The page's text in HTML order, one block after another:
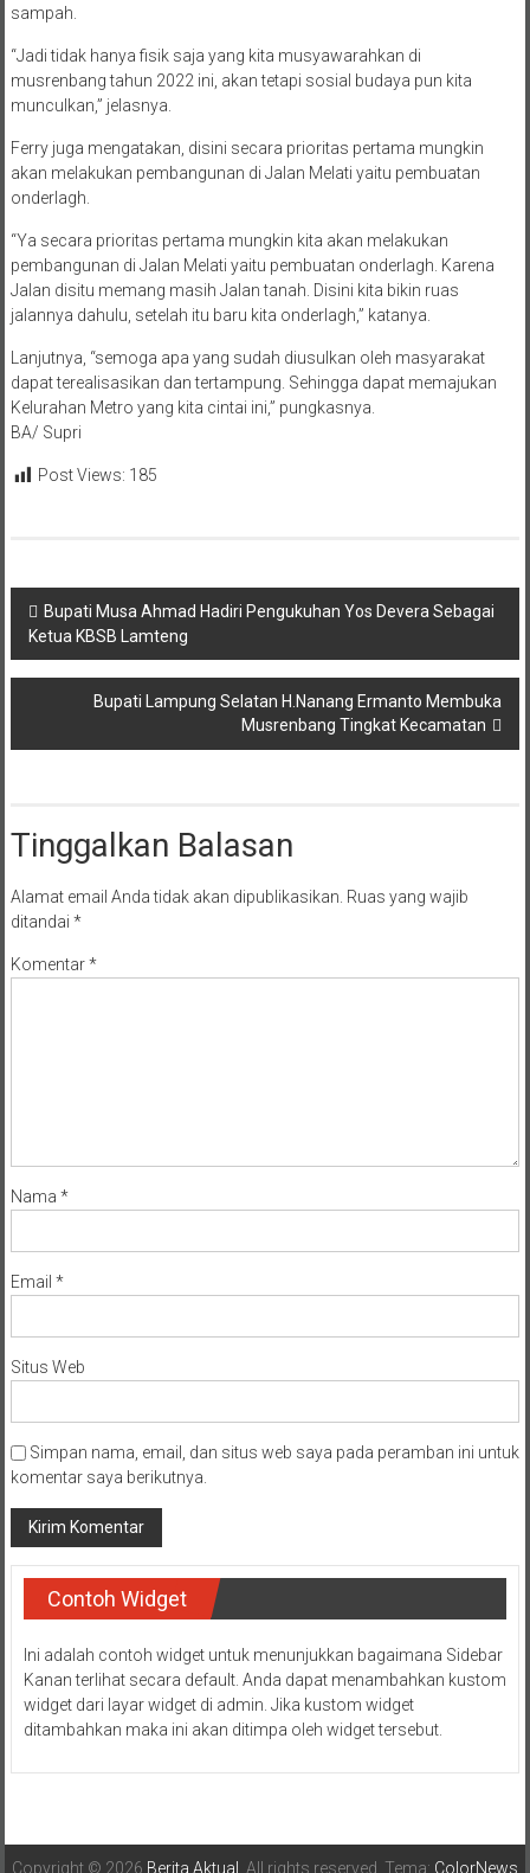
sampah.
“Jadi tidak hanya fisik saja yang kita musyawarahkan di
musrenbang tahun 2022 ini, akan tetapi sosial budaya pun kita
munculkan,” jelasnya.
Ferry juga mengatakan, disini secara prioritas pertama mungkin
akan melakukan pembangunan di Jalan Melati yaitu pembuatan
onderlagh.
“Ya secara prioritas pertama mungkin kita akan melakukan
pembangunan di Jalan Melati yaitu pembuatan onderlagh. Karena
Jalan disitu memang masih Jalan tanah. Disini kita bikin ruas
jalannya dahulu, setelah itu baru kita onderlagh,” katanya.
Lanjutnya, “semoga apa yang sudah diusulkan oleh masyarakat
dapat terealisasikan dan tertampung. Sehingga dapat memajukan
Kelurahan Metro yang kita cintai ini,” pungkasnya.
BA/ Supri
Post Views: 185
Navigasi
pos
Bupati Musa Ahmad Hadiri Pengukuhan Yos Devera Sebagai
Ketua KBSB Lamteng
Bupati Lampung Selatan H.Nanang Ermanto Membuka
Musrenbang Tingkat Kecamatan
Tinggalkan Balasan
Alamat email Anda tidak akan dipublikasikan. Ruas yang wajib
ditandai *
Komentar*
Nama *
Email *
Situs Web
Simpan nama, email, dan situs web saya pada peramban ini untuk
komentar saya berikutnya.
Contoh Widget
Ini adalah contoh widget untuk menunjukkan bagaimana Sidebar
Kanan terlihat secara default. Anda dapat menambahkan kustom
widget dari layar widget di admin. Jika kustom widget
ditambahkan maka ini akan ditimpa oleh widget tersebut.
Copyright © 2026 Berita Aktual . All rights reserved. Tema: ColorNews